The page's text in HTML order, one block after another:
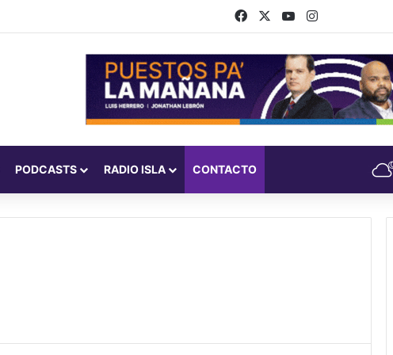
FacebookYouTubeInstagram
PODCASTS RADIO ISLA CONTACTO